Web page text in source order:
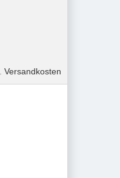
Versandkosten